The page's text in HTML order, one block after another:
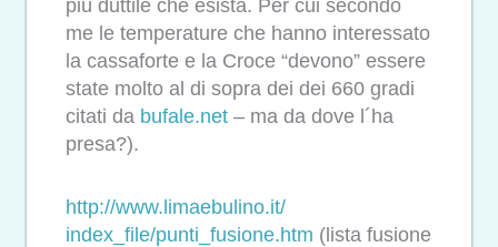
piú duttile che esista. Per cui secondo
me le temperature che hanno interessato
la cassaforte e la Croce “devono” essere
state molto al di sopra dei dei 660 gradi
citati da bufale.net – ma da dove l´ha
presa?).
http://www.limaebulino.it/
index_file/punti_fusione.htm (lista fusione